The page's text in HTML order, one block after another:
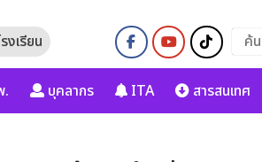
งเรียน
ค้นหา
สำหรับ:
. บุคลากร ITA สารสนเทศ